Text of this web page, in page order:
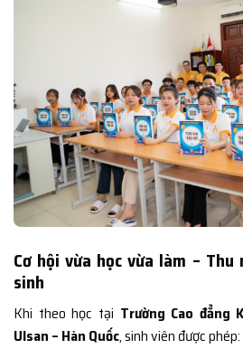
Cơ hội vừa học vừa làm – Thu
sinh
Khi theo học tại Trường Cao đẳng
Ulsan – Hàn Quốc, sinh viên được phép: